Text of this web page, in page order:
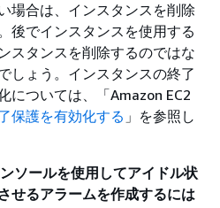
場合は、インスタンスを削除
後でインスタンスを使用する
スタンスを削除するのではな
しょう。インスタンスの終了
については、「Amazon EC2
保護を有効化する 」を参照し
ソールを使用してアイドル状
せるアラームを作成するには